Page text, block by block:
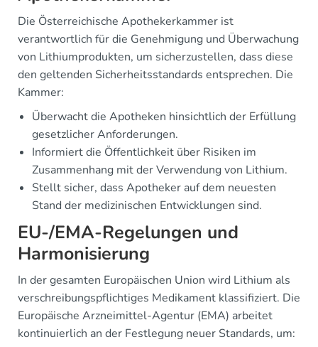
Die Österreichische Apothekerkammer ist
verantwortlich für die Genehmigung und Überwachung
von Lithiumprodukten, um sicherzustellen, dass diese
den geltenden Sicherheitsstandards entsprechen. Die
Kammer:
Überwacht die Apotheken hinsichtlich der Erfüllung
gesetzlicher Anforderungen.
Informiert die Öffentlichkeit über Risiken im
Zusammenhang mit der Verwendung von Lithium.
Stellt sicher, dass Apotheker auf dem neuesten
Stand der medizinischen Entwicklungen sind.
EU-/EMA-Regelungen und
Harmonisierung
In der gesamten Europäischen Union wird Lithium als
verschreibungspflichtiges Medikament klassifiziert. Die
Europäische Arzneimittel-Agentur (EMA) arbeitet
kontinuierlich an der Festlegung neuer Standards, um: